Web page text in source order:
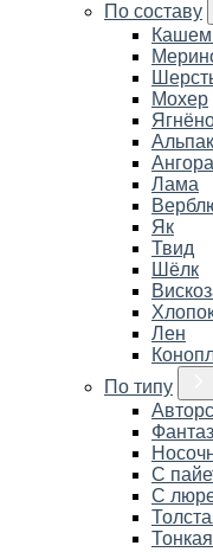
По составу
Мохер
Ангора
Лама
Як
Твид
Шёлк
Лен
По типу
С
С
Тонкая